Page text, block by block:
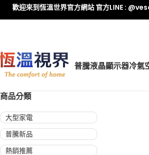
普騰液晶顯示器冷氣
商品分類
大型家電
普騰新品
熱銷推薦
歡迎來到恆溫世界官方網站 官方LINE :